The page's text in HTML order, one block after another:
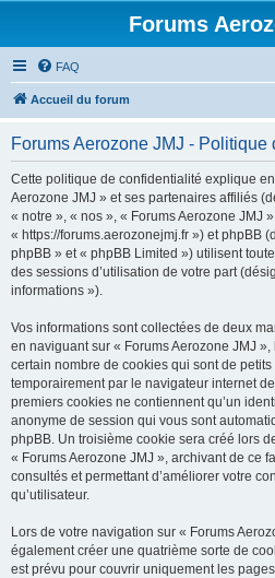
Forums
FAQ
Accueil du forum
Forums Aerozone JMJ -
Cette politique de confidentialité explique
Aerozone JMJ » et ses partenaires affiliés
« notre », « nos », « Forums Aerozone JMJ
« https://forums.aerozonejmj.fr ») et phpBB
phpBB » et « phpBB Limited ») utilisent
des sessions d’utilisation de votre part
informations »).
Vos informations sont collectées de deux
en naviguant sur « Forums Aerozone JMJ
certain nombre de cookies qui sont de
temporairement par le navigateur internet
premiers cookies ne contiennent qu’un
anonyme de session qui vous sont
phpBB. Un troisième cookie sera créé lors
« Forums Aerozone JMJ », archivant de ce
consultés et permettant d’améliorer votre
qu’utilisateur.
Lors de votre navigation sur « Forums
également créer une quatrième sorte de
est prévu pour couvrir uniquement les